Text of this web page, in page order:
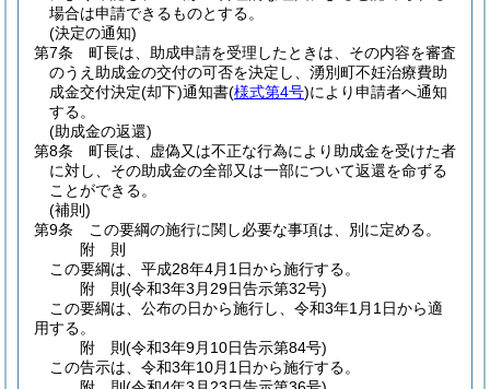
場合は申請できるものとする。
(決定の通知)
第7条
町長は、助成申請を受理したときは、その内容を審査
のうえ助成金の交付の可否を決定し、湧別町不妊治療費助
成金交付決定(却下)通知書(様式第4号)により申請者へ通知
する。
(助成金の返還)
第8条
町長は、虚偽又は不正な行為により助成金を受けた者
に対し、その助成金の全部又は一部について返還を命ずる
ことができる。
(補則)
第9条
この要綱の施行に関し必要な事項は、別に定める。
附 則
この要綱は、平成28年4月1日から施行する。
附 則(令和3年3月29日告示第32号)
この要綱は、公布の日から施行し、令和3年1月1日から適
用する。
附 則(令和3年9月10日告示第84号)
この告示は、令和3年10月1日から施行する。